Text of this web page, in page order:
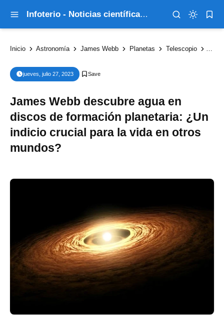
Infoterio - Noticias científicas que explican el mundo
Inicio Astronomía James Webb Planetas Telescopio
jueves, julio 27, 2023
James Webb descubre agua en
discos de formación planetaria: ¿Un
indicio crucial para la vida en otros
mundos?